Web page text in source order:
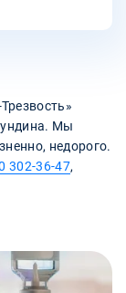
Мы
недорого.
302-36-47,